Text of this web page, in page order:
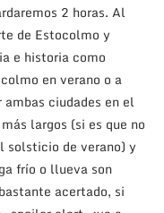
2 horas. Al
de Estocolmo y
e historia como
en verano o a
ciudades en el
largos (si es que no
solsticio de verano) y
frío o llueva son
acertado, si